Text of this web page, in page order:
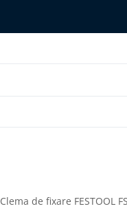
Clema de fixare FESTOOL